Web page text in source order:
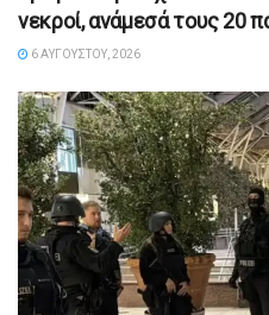
νεκροί, ανάμεσά τους 20
6 ΑΥΓΟΎΣΤΟΥ, 2026